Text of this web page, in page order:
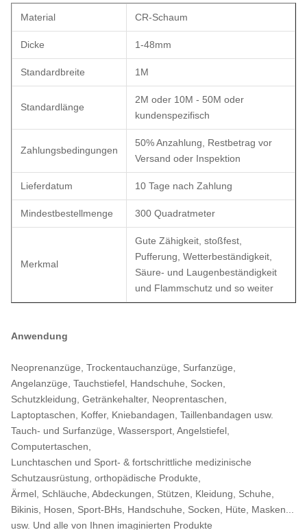
Material CR-Schaum
Dicke 1-48mm
Standardbreite 1M
Standardlänge
2M oder 10M - 50M oder
kundenspezifisch
Zahlungsbedingungen
50% Anzahlung, Restbetrag vor
Versand oder Inspektion
Lieferdatum 10 Tage nach Zahlung
Mindestbestellmenge 300 Quadratmeter
Merkmal
Gute Zähigkeit, stoßfest,
Pufferung, Wetterbeständigkeit,
Säure- und Laugenbeständigkeit
und Flammschutz und so weiter
Anwendung
Neoprenanzüge, Trockentauchanzüge, Surfanzüge,
Angelanzüge, Tauchstiefel, Handschuhe, Socken,
Schutzkleidung, Getränkehalter, Neoprentaschen,
Laptoptaschen, Koffer, Kniebandagen, Taillenbandagen usw.
Tauch- und Surfanzüge, Wassersport, Angelstiefel,
Computertaschen,
Lunchtaschen und Sport- & fortschrittliche medizinische
Schutzausrüstung, orthopädische Produkte,
Ärmel, Schläuche, Abdeckungen, Stützen, Kleidung, Schuhe,
Bikinis, Hosen, Sport-BHs, Handschuhe, Socken, Hüte, Masken...
usw. Und alle von Ihnen imaginierten Produkte